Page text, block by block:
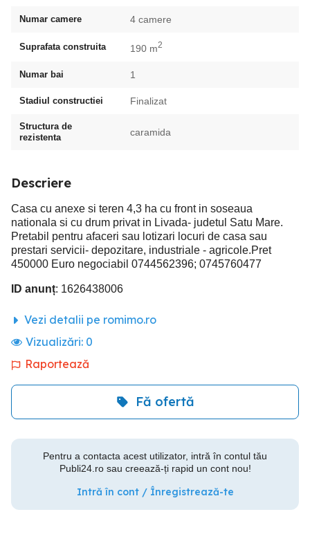
Numar camere 4 camere
Suprafata construita 190 m2
Numar bai 1
Stadiul constructiei Finalizat
Structura de
rezistenta
caramida
Descriere
Casa cu anexe si teren 4,3 ha cu front in soseaua
nationala si cu drum privat in Livada- judetul Satu Mare.
Pretabil pentru afaceri sau lotizari locuri de casa sau
prestari servicii- depozitare, industriale - agricole.Pret
450000 Euro negociabil 0744562396; 0745760477
ID anunț: 1626438006
Vezi detalii pe romimo.ro
Vizualizări: 0
Raportează
Fă ofertă
Pentru a contacta acest utilizator, intră în contul tău
Publi24.ro sau creează-ți rapid un cont nou!
Intră în cont / Înregistrează-te